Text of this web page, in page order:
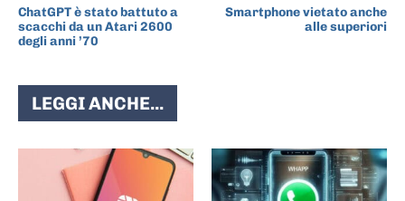
ChatGPT è stato battuto a
scacchi da un Atari 2600
degli anni ’70
Smartphone vietato anche
alle superiori
LEGGI ANCHE...